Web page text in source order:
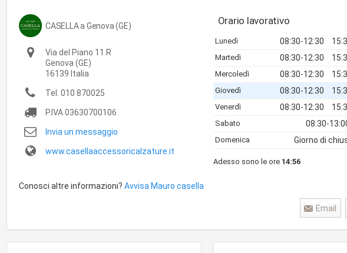
CASELLA a Genova (GE)
Via del Piano 11 R
Genova (GE)
16139 Italia
Tel. 010 870025
P.IVA03630700106
Invia un messaggio
www.casellaaccessoricalzature.it
Orario lavorativo
Lunedì 08:30-12:30
Martedì 08:30-12:30
Mercoledì 08:30-12:30
Giovedì 08:30-12:30
Venerdì 08:30-12:30
Sabato 08:30-
Domenica Giorno di
Adesso sono le ore 14:56
Conosci altre informazioni? Avvisa Mauro casella
Email